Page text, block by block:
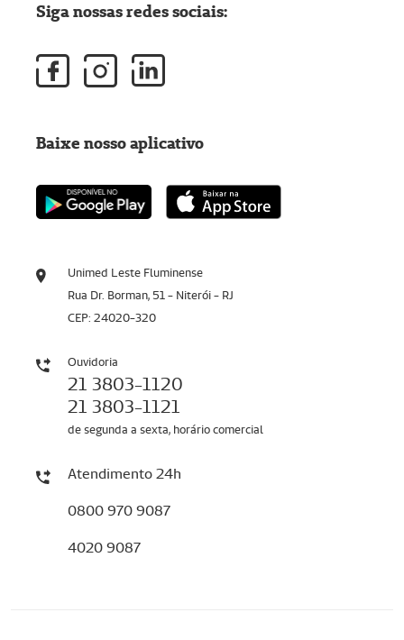
Unimed Leste Fluminense
Rua Dr. Borman, 51 - Niterói - RJ
CEP: 24020-320
Ouvidoria
21 3803-1120
21 3803-1121
de segunda a sexta, horário comercial
Atendimento 24h
0800 970 9087
4020 9087
Siga nossas redes sociais:
Baixe nosso aplicativo